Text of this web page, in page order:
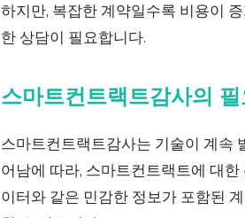
하지만, 복잡한 계약일수록 비용이
한 상담이 필요합니다.
스마트컨트랙트감사의 필
스마트컨트랙트감사는 기술이 계속
어남에 따라, 스마트컨트랙트에 대
이터와 같은 민감한 정보가 포함된